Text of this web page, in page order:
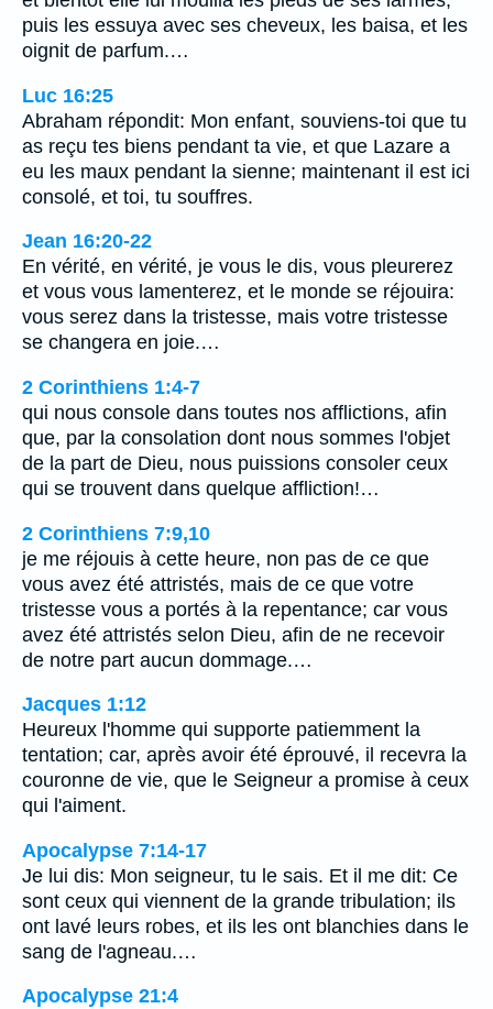
puis les essuya avec ses cheveux, les baisa, et les
oignit de parfum.…
Luc 16:25
Abraham répondit: Mon enfant, souviens-toi que tu
as reçu tes biens pendant ta vie, et que Lazare a
eu les maux pendant la sienne; maintenant il est ici
consolé, et toi, tu souffres.
Jean 16:20-22
En vérité, en vérité, je vous le dis, vous pleurerez
et vous vous lamenterez, et le monde se réjouira:
vous serez dans la tristesse, mais votre tristesse
se changera en joie.…
2 Corinthiens 1:4-7
qui nous console dans toutes nos afflictions, afin
que, par la consolation dont nous sommes l'objet
de la part de Dieu, nous puissions consoler ceux
qui se trouvent dans quelque affliction!…
2 Corinthiens 7:9,10
je me réjouis à cette heure, non pas de ce que
vous avez été attristés, mais de ce que votre
tristesse vous a portés à la repentance; car vous
avez été attristés selon Dieu, afin de ne recevoir
de notre part aucun dommage.…
Jacques 1:12
Heureux l'homme qui supporte patiemment la
tentation; car, après avoir été éprouvé, il recevra la
couronne de vie, que le Seigneur a promise à ceux
qui l'aiment.
Apocalypse 7:14-17
Je lui dis: Mon seigneur, tu le sais. Et il me dit: Ce
sont ceux qui viennent de la grande tribulation; ils
ont lavé leurs robes, et ils les ont blanchies dans le
sang de l'agneau.…
Apocalypse 21:4